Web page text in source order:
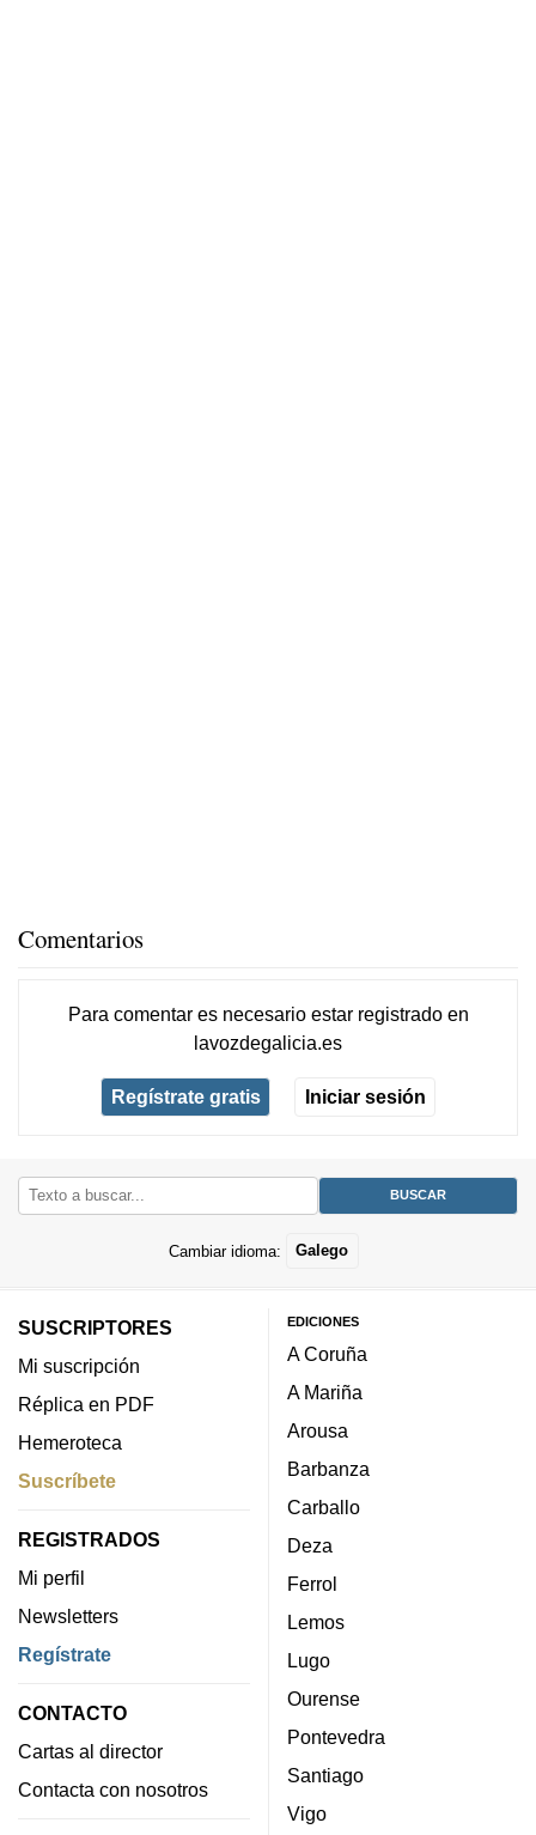
Comentarios
Para comentar es necesario estar registradoen
lavozdegalicia.es
Regístrate gratis Iniciar sesión
Cambiar idioma: Galego
SUSCRIPTORES
Mi suscripción
Réplica en PDF
Hemeroteca
Suscríbete
REGISTRADOS
Mi perfil
Newsletters
Regístrate
CONTACTO
Cartas al director
Contacta con nosotros
EDICIONES
A Coruña
A Mariña
Arousa
Barbanza
Carballo
Deza
Ferrol
Lemos
Lugo
Ourense
Pontevedra
Santiago
Vigo